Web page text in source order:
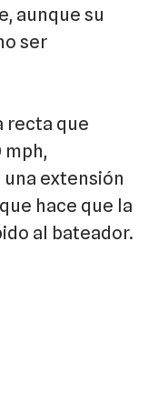
aunque su
ser
recta que
mph,
extensión
hace que la
al bateador.